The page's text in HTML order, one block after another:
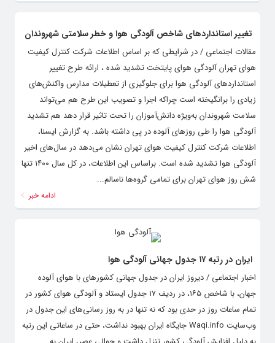
تغییر استانداردهای شاخص آلودگی هوا و خطر سلامتی شهروندان
مقالات اجتماعی / در شرایطی که بر اساس اطلاعات شرکت کنترل کیفیت
هوای تهران آلودگی هوای پایتخت تشدید شده ، ارائه طرح تغییر
استانداردهای آلودگی هوا برای جلوگیری از تعطیلات مدارس واکنش‌های
زیادی را برانگیخته است چراکه اجرا و تصویب این طرح هم می‌تواند
سلامت شهروندان به‌ویژه دانش‌آموزان را تحت تاثیر قرار دهد هم تشدید
آلودگی هوا را طی روزهای آلوده در پی داشته باشد. به گزارش ایسنا،
اطلاعات شرکت کنترل کیفیت هوای تهران نشان می‌دهد در سال‌های اخیر
آلودگی هوا تشدید شده است. براساس این اطلاعات، در کل سال ۱۴۰۰ تنها
شش روز هوای تهران برای تمامی گروه‌ها ناسالم...
ادامه خبر
ایران در رتبه ۱۷ جدول‌ جهانی‌ آلودگی هوا
اخبار اجتماعی / دیروز ایران در جدول جهانی کشور‌های با هوای آلوده
جهان، با شاخص ۱۶۵، در ردیف ۱۷ جدول ایستاد و آلودگی هوای کشور در
تمام ساعات روز در حدی بود که نه تنها در به روز رسانی‌های این جدول در
وب‌سایت Waqi.info جایگاه ایران بهبود نداشت، حتی در ساعاتی این رتبه